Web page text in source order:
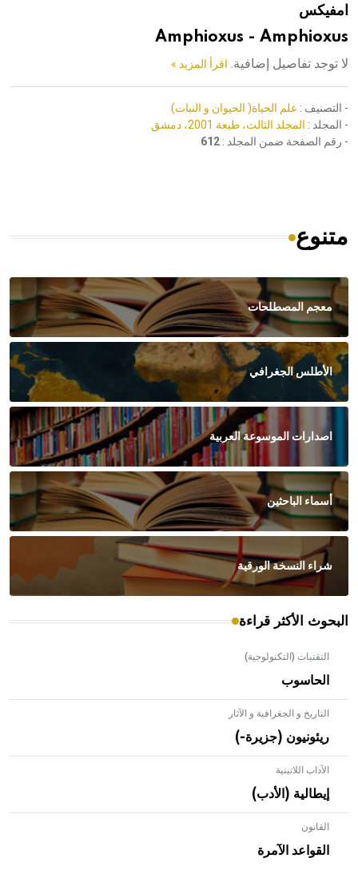
امفيكس
Amphioxus - Amphioxus
لا توجد تفاصيل إضافية. اقرأ المزيد »
- التصنيف : علم الحياة( الحيوان و النبات)
- المجلد : المجلد الثالث، طبعة 2001، دمشق
- رقم الصفحة ضمن المجلد : 612
متنوع
معجم المصطلحات
الأطلس الجغرافي
اصدارات الموسوعة العربية
أسماء الباحثين
شراء النسخة الورقية
البحوث الأكثر قراءة
التقنيات (التكنولوجية)
الحاسوب
التاريخ و الجغرافية و الآثار
ريئونيون (جزيرة-)
الآداب اللاتينية
إيطالية (الأدب)
القانون
القواعد الآمرة
- هل تعلم أن الأبلق نوع من الفنون الهندسية التي ارتبطت
بالعمارة الإسلامية في بلاد الشام ومصر خاصة، حيث يحرص
المعمار على بناء مداميكه وخاصة في الواجهات